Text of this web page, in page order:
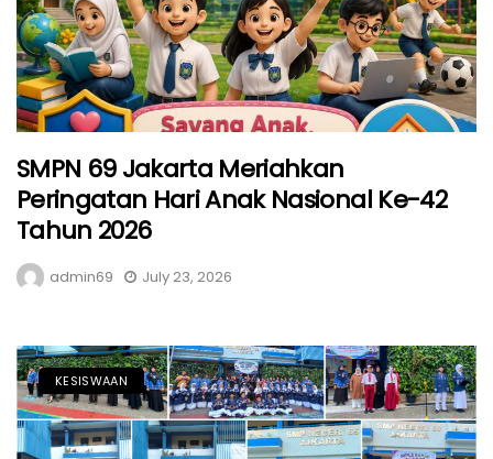
SMPN 69 Jakarta Meriahkan
Peringatan Hari Anak Nasional Ke-42
Tahun 2026
admin69 July 23, 2026
KESISWAAN